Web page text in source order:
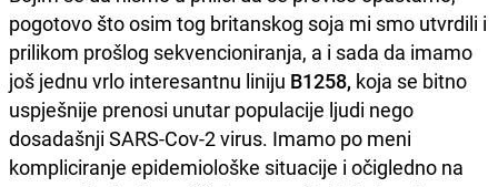
pogotovo što osim tog britanskog soja mi smo utvrdili i
prilikom prošlog sekvencioniranja, a i sada da imamo
još jednu vrlo interesantnu liniju B1258, koja se bitno
uspješnije prenosi unutar populacije ljudi nego
dosadašnji SARS-Cov-2 virus. Imamo po meni
kompliciranje epidemiološke situacije i očigledno na